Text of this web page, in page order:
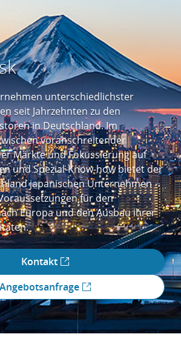
unterschiedlichster
seit Jahrzehnten zu den
in Deutschland. Im
voranschreitender
Märkte und Fokussierung auf
und Spezial-Know-how bietet der
japanischen Unternehmen
für den
Europa und den Ausbau ihrer
Kontakt
Angebotsanfrage